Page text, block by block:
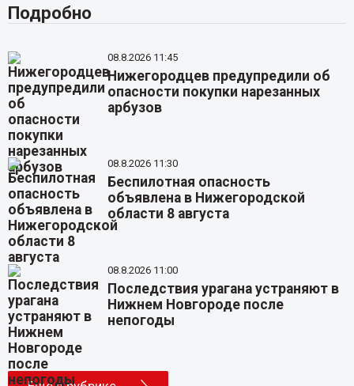
Подробно
08.8.2026 11:45
Нижегородцев предупредили об
опасности покупки нарезанных
арбузов
08.8.2026 11:30
Беспилотная опасность
объявлена в Нижегородской
области 8 августа
08.8.2026 11:00
Последствия урагана устраняют в
Нижнем Новгороде после
непогоды